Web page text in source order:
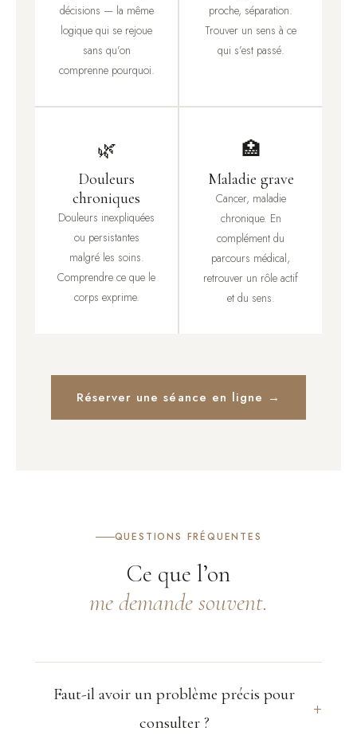
décisions — la même
logique qui se rejoue
sans qu’on
comprenne pourquoi.
proche, séparation.
Trouver un sens à ce
qui s’est passé.
🌿
Douleurs
chroniques
Douleurs inexpliquées
ou persistantes
malgré les soins.
Comprendre ce que le
corps exprime.
🏥
Maladie grave
Cancer, maladie
chronique. En
complément du
parcours médical,
retrouver un rôle actif
et du sens.
Réserver une séance en ligne →
QUESTIONS FRÉQUENTES
Ce que l’on
me demande souvent.
Faut-il avoir un problème précis pour
consulter ?
+